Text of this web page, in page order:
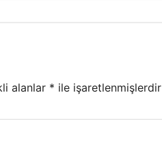
alanlar * ile işaretlenmişlerdir